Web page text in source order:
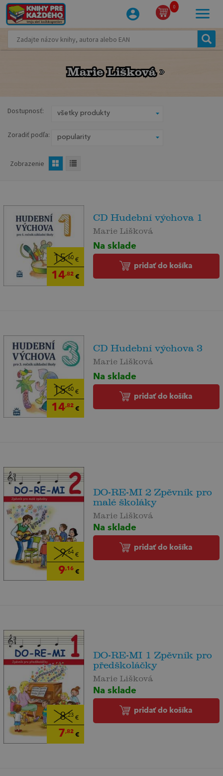
0
Marie Lišková
Marie Lišková
Dostupnosť:
Zoradiť podľa:
Zobrazenie
15,60€
14,82€
CD Hudební výchova 1
Marie Lišková
Na sklade
pridať do košíka
15,60€
14,82€
CD Hudební výchova 3
Marie Lišková
Na sklade
pridať do košíka
9,64€
9,16€
DO-RE-MI 2 Zpěvník pro
malé školáky
Marie Lišková
Na sklade
pridať do košíka
8,23€
7,82€
DO-RE-MI 1 Zpěvník pro
předškoláčky
Marie Lišková
Na sklade
pridať do košíka